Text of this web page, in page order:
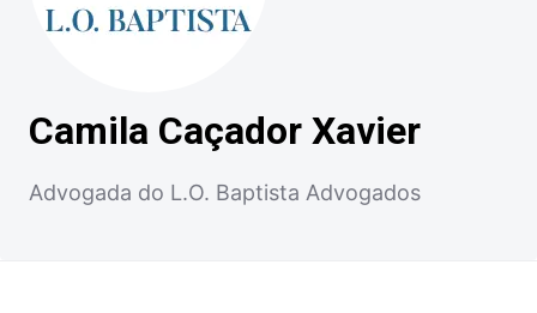
Camila Caçador Xavier
Advogada do L.O. Baptista Advogados